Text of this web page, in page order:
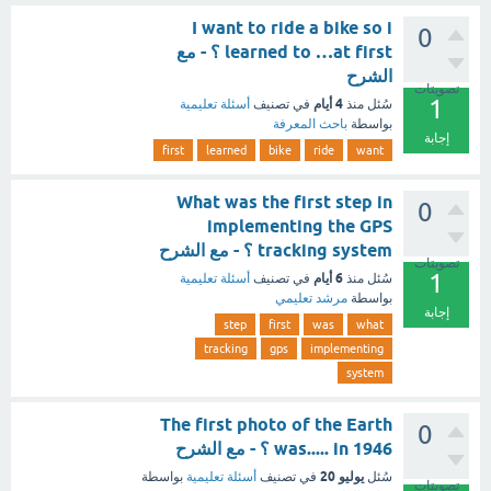
0
تصويتات
1
إجابة
I want to ride a bike so i
learned to …at first ؟ - مع
الشرح
سُئل منذ 4 أيام في تصنيف أسئلة تعليمية
بواسطة باحث المعرفة
want
ride
bike
learned
first
0
تصويتات
1
إجابة
What was the first step in
implementing the GPS
tracking system ؟ - مع الشرح
سُئل منذ 6 أيام في تصنيف أسئلة تعليمية
بواسطة مرشد تعليمي
what
was
first
step
implementing
gps
tracking
system
0
تصويتات
The first photo of the Earth
was..... in 1946 ؟ - مع الشرح
سُئل يوليو 20 في تصنيف أسئلة تعليمية بواسطة